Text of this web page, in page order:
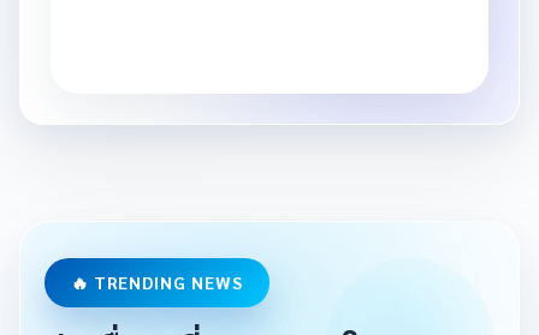
🔥 TRENDING NEWS